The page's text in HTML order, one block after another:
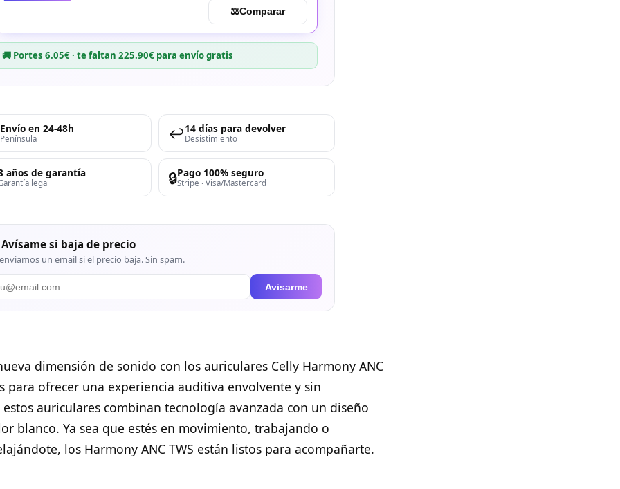
⚖︎Comparar
🚚 Portes 6.05€ · te faltan 225.90€ para envío gratis
Envío en 24-48h
Península ↩️14 días para devolver
Desistimiento
años de garantía
legal 🔒Pago 100% seguro
Stripe · Visa/Mastercard
Avísame si baja de precio
un email si el precio baja. Sin spam.
Avisarme
dimensión de sonido con los auriculares Celly Harmony ANC
para ofrecer una experiencia auditiva envolvente y sin
auriculares combinan tecnología avanzada con un diseño
blanco. Ya sea que estés en movimiento, trabajando o
los Harmony ANC TWS están listos para acompañarte.